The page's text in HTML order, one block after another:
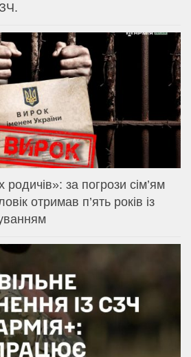
родичів»: за погрози сім’ям
отримав п’ять років із